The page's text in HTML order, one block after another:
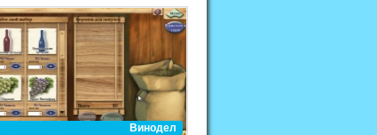
Винодел